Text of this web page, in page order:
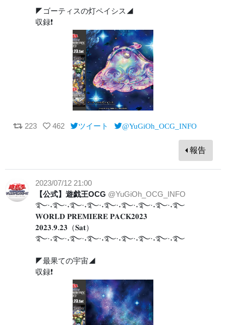
◤ゴーティスの灯ペイシス◢
収録❗️
223 462 ツイート @YuGiOh_OCG_INFO
報告
2023/07/12 21:00
【公式】遊戯王OCG @YuGiOh_OCG_INFO
࿐·˖࿐·˖࿐·˖࿐·˖࿐·˖࿐·˖࿐·˖࿐·˖࿐
𝐖𝐎𝐑𝐋𝐃 𝐏𝐑𝐄𝐌𝐈𝐄𝐑𝐄 𝐏𝐀𝐂𝐊𝟐𝟎𝟐𝟑
𝟐𝟎𝟐𝟑.𝟗.𝟐𝟑（𝐒𝐚𝐭）
࿐·˖࿐·˖࿐·˖࿐·˖࿐·˖࿐·˖࿐·˖࿐·˖࿐
◤最果ての宇宙◢
収録❗️